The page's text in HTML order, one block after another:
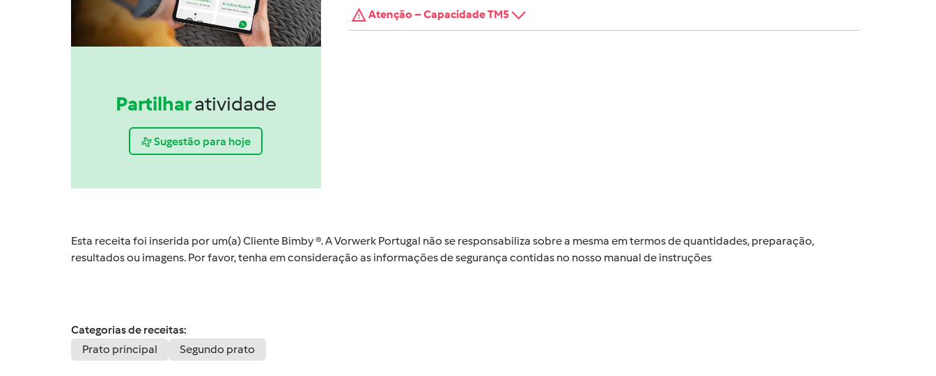
Partilharatividade
Sugestão para hoje
Atenção – Capacidade TM5
Esta receita foi inserida por um(a) Cliente Bimby ®. A Vorwerk Portugal não se responsabiliza sobre a mesma em termos de quantidades, preparação,
resultados ou imagens. Por favor, tenha em consideração as informações de segurança contidas no nosso manual de instruções
Categorias de receitas:
Prato principal
Segundo prato